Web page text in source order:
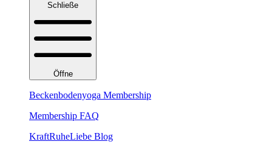
Schließe
Öffne
Beckenbodenyoga Membership
Membership FAQ
KraftRuheLiebe Blog